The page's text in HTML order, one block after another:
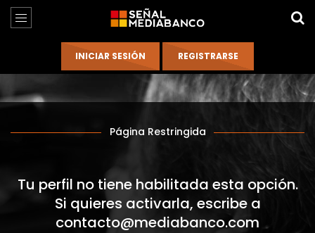
Página Restringida
Tu perfil no tiene habilitada esta opción.
Si quieres activarla, escribe a
contacto@mediabanco.com